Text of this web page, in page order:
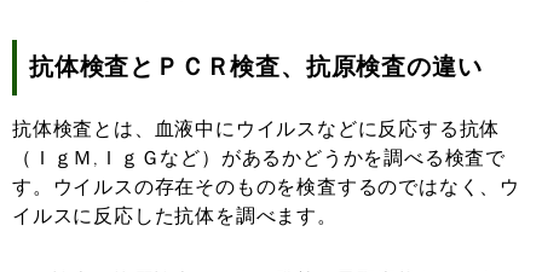
抗体検査とＰＣＲ検査、抗原検査の違い
抗体検査とは、血液中にウイルスなどに反応する抗体
（ＩｇＭ,ＩｇＧなど）があるかどうかを調べる検査で
す。ウイルスの存在そのものを検査するのではなく、ウ
イルスに反応した抗体を調べます。